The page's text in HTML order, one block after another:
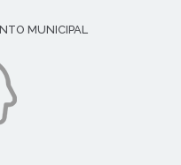
MUNICIPAL